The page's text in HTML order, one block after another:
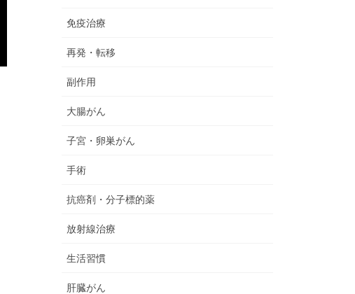
免疫治療
再発・転移
副作用
大腸がん
子宮・卵巣がん
手術
抗癌剤・分子標的薬
放射線治療
生活習慣
肝臓がん